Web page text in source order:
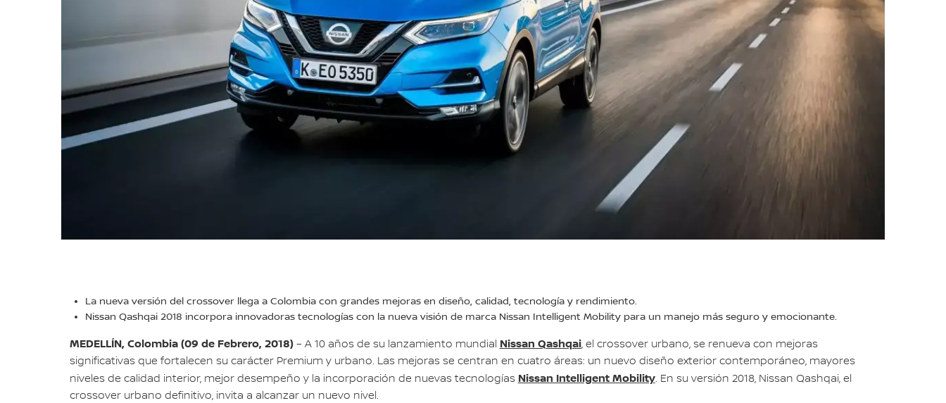
La nueva versión del crossover llega a Colombia con grandes mejoras en diseño, calidad, tecnología y rendimiento.
Nissan Qashqai 2018 incorpora innovadoras tecnologías con la nueva visión de marca Nissan Intelligent Mobility para un manejo más seguro y emocionante.
MEDELLÍN, Colombia (09 de Febrero, 2018)– A 10 años de su lanzamiento mundial Nissan Qashqai, el crossover urbano, se renueva con mejoras
significativas que fortalecen su carácter Premium y urbano. Las mejoras se centran en cuatro áreas: un nuevo diseño exterior contemporáneo, mayores
niveles de calidad interior, mejor desempeño y la incorporación de nuevas tecnologías Nissan Intelligent Mobility. En su versión 2018, Nissan Qashqai, el
crossover urbano definitivo, invita a alcanzar un nuevo nivel.